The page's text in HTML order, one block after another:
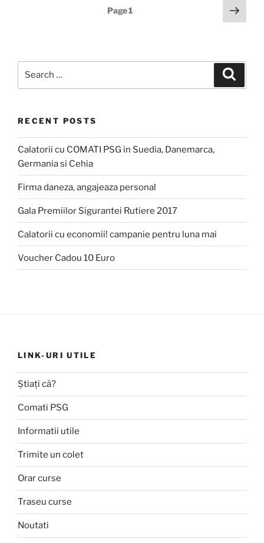
Page1
Next
page
RECENT POSTS
Calatorii cu COMATI PSG in Suedia, Danemarca,
Germania si Cehia
Firma daneza, angajeaza personal
Gala Premiilor Sigurantei Rutiere 2017
Calatorii cu economii! campanie pentru luna mai
Voucher Cadou 10 Euro
LINK-URI UTILE
Știați că?
Comati PSG
Informatii utile
Trimite un colet
Orar curse
Traseu curse
Noutati